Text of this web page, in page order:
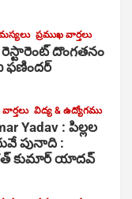
ప్రముఖ వార్తలు
రెస్టారెంట్ దొంగతనం
ఫణిందర్
విద్య & ఉద్యోగము
Yadav : పిల్లల
పునాది :
కుమార్ యాదవ్